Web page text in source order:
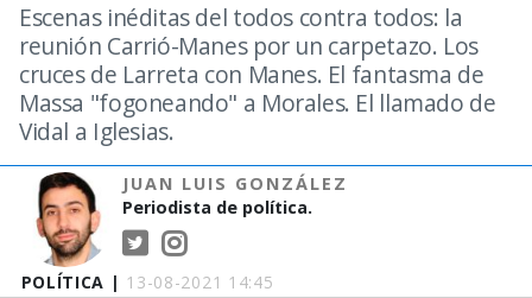
POLÍTICA | 13-08-2021 14:45
Escenas inéditas del todos contra todos: la
reunión Carrió-Manes por un carpetazo. Los
cruces de Larreta con Manes. El fantasma de
Massa "fogoneando" a Morales. El llamado de
Vidal a Iglesias.
JUAN LUIS GONZÁLEZ
Periodista de política.